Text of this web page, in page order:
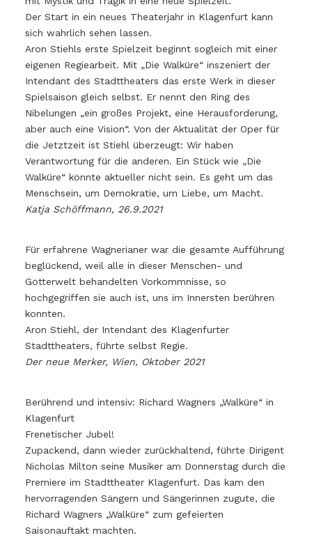
Der Start in ein neues Theaterjahr in Klagenfurt kann
sich wahrlich sehen lassen.
Aron Stiehls erste Spielzeit beginnt sogleich mit einer
eigenen Regiearbeit. Mit „Die Walküre“ inszeniert der
Intendant des Stadttheaters das erste Werk in dieser
Spielsaison gleich selbst. Er nennt den Ring des
Nibelungen „ein großes Projekt, eine Herausforderung,
aber auch eine Vision“. Von der Aktualität der Oper für
die Jetztzeit ist Stiehl überzeugt: Wir haben
Verantwortung für die anderen. Ein Stück wie „Die
Walküre“ könnte aktueller nicht sein. Es geht um das
Menschsein, um Demokratie, um Liebe, um Macht.
Katja Schöffmann, 26.9.2021
Für erfahrene Wagnerianer war die gesamte Aufführung
beglückend, weil alle in dieser Menschen- und
Götterwelt behandelten Vorkommnisse, so
hochgegriffen sie auch ist, uns im Innersten berühren
konnten.
Aron Stiehl, der Intendant des Klagenfurter
Stadttheaters, führte selbst Regie.
Der neue Merker, Wien, Oktober 2021
Berührend und intensiv: Richard Wagners „Walküre“ in
Klagenfurt
Frenetischer Jubel!
Zupackend, dann wieder zurückhaltend, führte Dirigent
Nicholas Milton seine Musiker am Donnerstag durch die
Premiere im Stadttheater Klagenfurt. Das kam den
hervorragenden Sängern und Sängerinnen zugute, die
Richard Wagners „Walküre“ zum gefeierten
Saisonauftakt machten.